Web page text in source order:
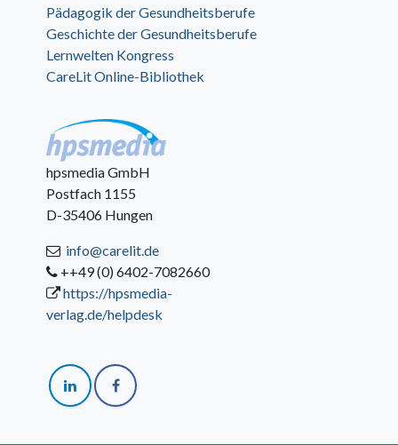
Pädagogik der Gesundheitsberufe
Geschichte der Gesundheitsberufe
Lernwelten Kongress
CareLit Online-Bibliothek
hpsmedia GmbH
Postfach 1155
D-35406 Hungen
info@carelit.de
++49 (0) 6402-7082660
https://hpsmedia-
verlag.de/helpdesk